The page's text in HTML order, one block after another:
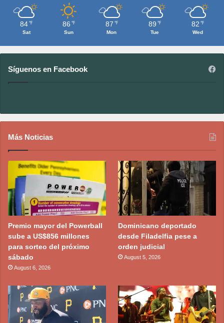
84 ℉
Sat
86 ℉
Sun
87 ℉
Mon
89 ℉
Tue
82 ℉
Wed
Síguenos en Facebook
Más Noticias
Premio mayor del Powerball
sube a US$856 millones
para sorteo del próximo
sábado
August 6, 2026
Dominicano deportado
desde Filadelfia pese a
orden judicial
August 5, 2026